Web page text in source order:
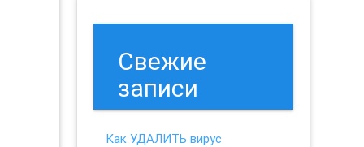
Свежие
записи
Как УДАЛИТЬ вирус